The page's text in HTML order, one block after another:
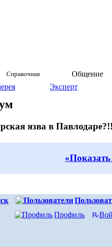
Справочная
Общение
Эксперт
язва в
Профиль